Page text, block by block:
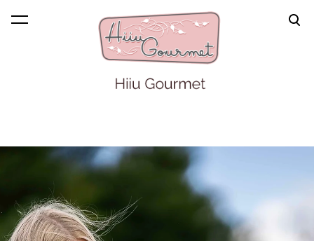
lisati ostukorvi. Vaata ostukorvi